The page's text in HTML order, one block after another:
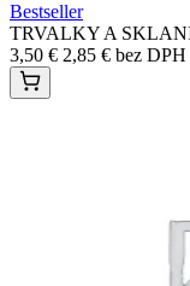
Bestseller
TRVALKY A
3,50 € 2,85 € bez DPH